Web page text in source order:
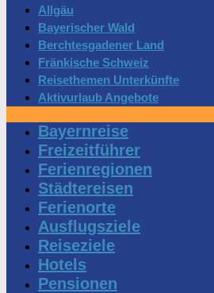
Allgäu
Bayerischer Wald
Berchtesgadener Land
Fränkische Schweiz
Reisethemen Unterkünfte
Aktivurlaub Angebote
Bayernreise
Freizeitführer
Ferienregionen
Städtereisen
Ferienorte
Ausflugsziele
Reiseziele
Hotels
Pensionen